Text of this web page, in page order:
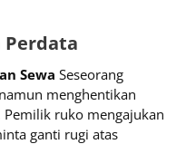
Perdata
Sewa Seseorang
menghentikan
ruko mengajukan
ganti rugi atas